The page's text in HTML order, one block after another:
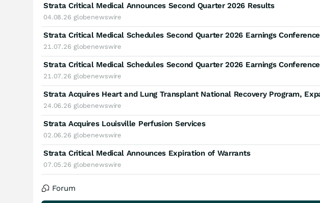
Strata Critical Medical Announces Second Quarter 2026 Results
04.08.26 globenewswire
Strata Critical Medical Schedules Second Quarter 2026 Earnings
21.07.26 globenewswire
Strata Critical Medical Schedules Second Quarter 2026 Earnings
21.07.26 globenewswire
24.06.26 globenewswire
Strata Acquires Louisville Perfusion Services
02.06.26 globenewswire
Strata Critical Medical Announces Expiration of Warrants
07.05.26 globenewswire
Forum